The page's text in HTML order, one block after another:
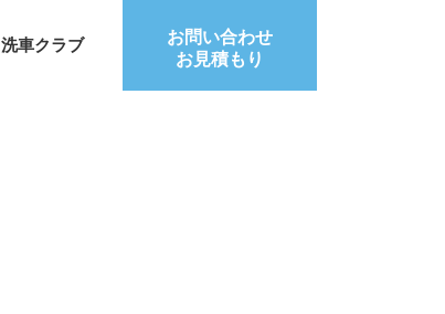
洗車クラブ
お問い合わせ
お見積もり